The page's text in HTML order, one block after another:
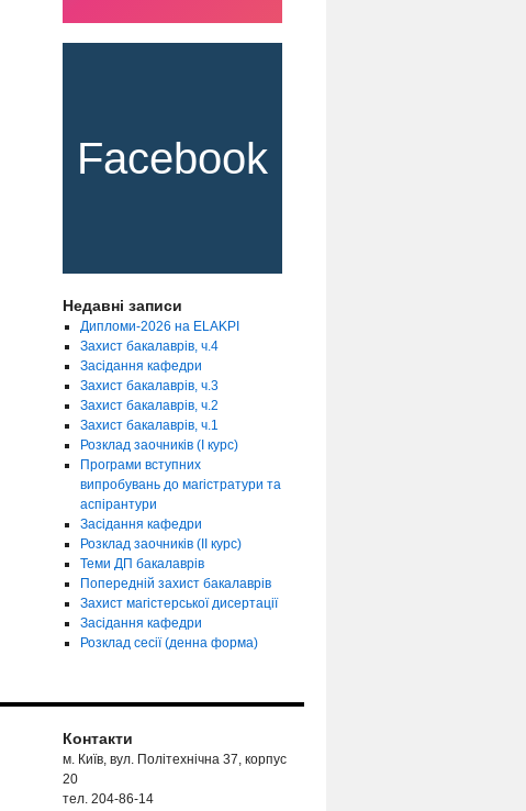
Facebook
Недавні записи
Дипломи-2026 на ELAKPI
Захист бакалаврів, ч.4
Засідання кафедри
Захист бакалаврів, ч.3
Захист бакалаврів, ч.2
Захист бакалаврів, ч.1
Розклад заочників (І курс)
Програми вступних
випробувань до магістратури та
аспірантури
Засідання кафедри
Розклад заочників (ІІ курс)
Теми ДП бакалаврів
Попередній захист бакалаврів
Захист магістерської дисертації
Засідання кафедри
Розклад сесії (денна форма)
Контакти
м. Київ, вул. Політехнічна 37, корпус
20
тел. 204-86-14